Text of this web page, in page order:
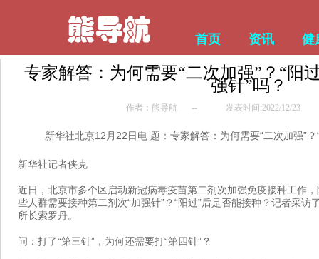
首页 资讯 健
专家解答：为何需要“二次加强”？“阳
强针”吗？
作者：熊导航 -- 发表时间:2022/12/23
新华社北京12月22日电 题：专家解答：为何需要“二次加强”？
新华社记者侠克
近日，北京市多个区启动新冠病毒疫苗第二剂次加强免疫接种工作，
些人群需要接种第二剂次“加强针”？“阳过”后是否能接种？记者采
所长索罗丹。
问：打了“第三针”，为何还需要打“第四针”？